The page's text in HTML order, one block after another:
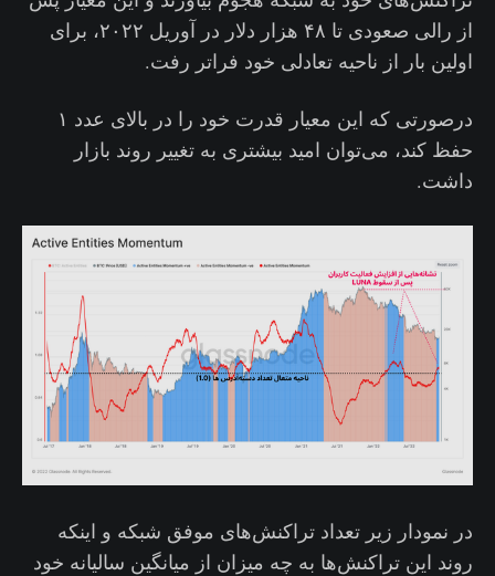
از رالی صعودی تا ۴۸ هزار دلار در آوریل ۲۰۲۲، برای
اولین بار از ناحیه تعادلی خود فراتر رفت.
درصورتی که این معیار قدرت خود را در بالای عدد ۱
حفظ کند، می‌توان امید بیشتری به تغییر روند بازار
داشت.
در نمودار زیر تعداد تراکنش‌های موفق شبکه و اینکه
روند این تراکنش‌ها به چه میزان از میانگین سالیانه خود